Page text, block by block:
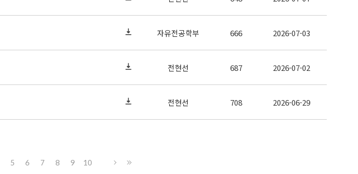
자유전공학부 666 2026-07-03
전현선 687 2026-07-02
전현선 708 2026-06-29
5 6 7 8 9 10